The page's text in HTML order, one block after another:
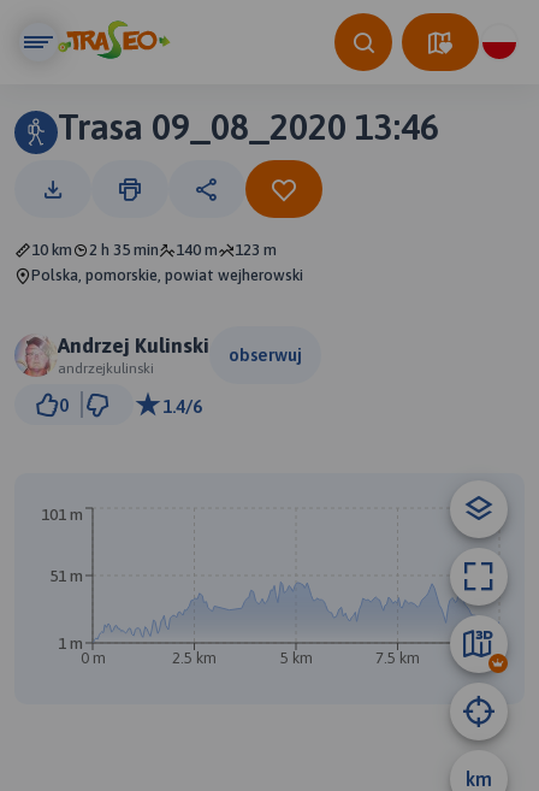
Trasa 09_08_2020 13:46
10 km 2 h 35 min 140 m
123 m
Polska, pomorskie, powiat wejherowski
Andrzej Kulinski
andrzejkulinski
obserwuj
0 1.4/6
A
km
0 m 2.5 km 5 km 7.5 km 10 km
1 m
51 m
101 m